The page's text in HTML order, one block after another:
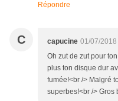
Répondre
C capucine 01/07/2018
Oh zut de zut pour
plus ton disque dur
fumée!<br /> Malgré
superbes!<br /> Gros